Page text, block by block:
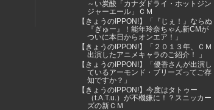
～い炭酸「カナダドライ・ホットジン
ジャーエール」ＣＭ
【きょうのIPPON!】「『じぇ！』ならぬ
『ぎゅー』！能年玲奈ちゃん新CMが
ついに本日からオンエア！」
【きょうのIPPON!】「２０１３年、ＣＭ
出演したアニメキャラのご紹介！ 」
【きょうのIPPON!】「優香さんが出演し
ているアーモンド・ブリーズってご存
知ですか？」
【きょうのIPPON!】今度はタトゥー
（t.A.T.u.）が不機嫌に！？スニッカー
ズの新ＣＭ